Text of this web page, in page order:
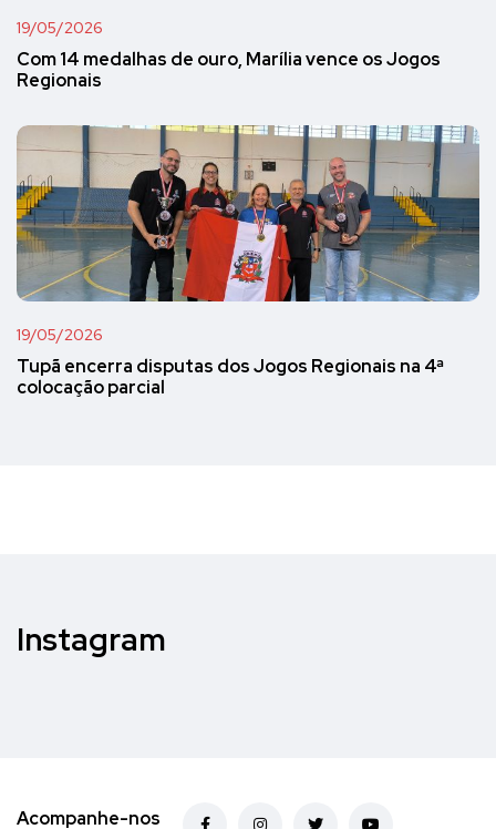
19/05/2026
Com 14 medalhas de ouro, Marília vence os Jogos
Regionais
19/05/2026
Tupã encerra disputas dos Jogos Regionais na 4ª
colocação parcial
Instagram
Acompanhe-nos